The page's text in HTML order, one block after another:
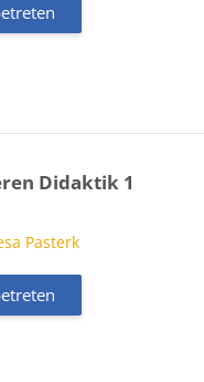
Didaktik 1
Pasterk